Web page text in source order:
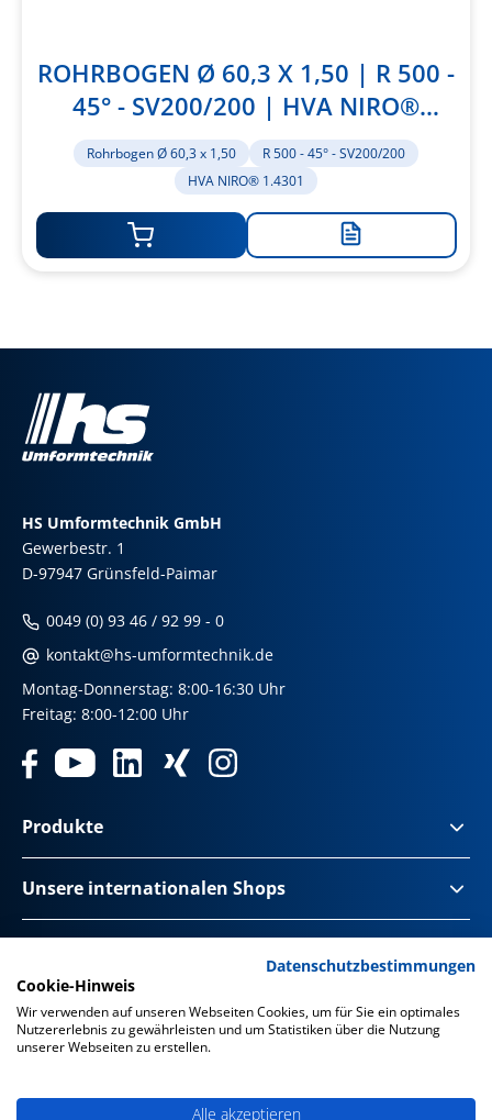
ROHRBOGEN Ø 60,3 X 1,50 | R 500 -
45° - SV200/200 | HVA NIRO®
1.4301
Rohrbogen Ø 60,3 x 1,50
R 500 - 45° - SV200/200
HVA NIRO® 1.4301
Zur
hinzufügen
HS Umformtechnik GmbH
Gewerbestr. 1
D-97947 Grünsfeld-Paimar
0049 (0) 93 46 / 92 99 - 0
kontakt@hs-umformtechnik.de
Montag-Donnerstag: 8:00-16:30 Uhr
Freitag: 8:00-12:00 Uhr
Produkte
Unsere internationalen Shops
Datenschutz
Datenschutz Social Media
Datenschutzbestimmungen
Cookie-Hinweis
Wir verwenden auf unseren Webseiten Cookies, um für Sie ein optimales
Nutzererlebnis zu gewährleisten und um Statistiken über die Nutzung
unserer Webseiten zu erstellen.
Alle akzeptieren